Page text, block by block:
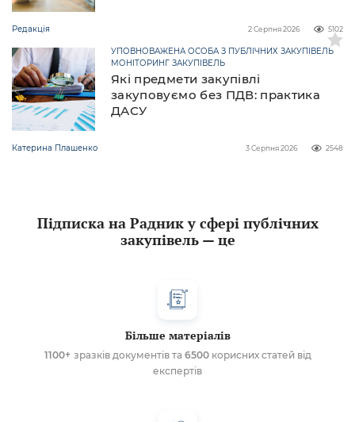
Редакція 5102
2 Серпня 2026
Які предмети закупівлі
закуповуємо без ПДВ: практика
ДАСУ
УПОВНОВАЖЕНА ОСОБА З ПУБЛІЧНИХ ЗАКУПІВЕЛЬ
МОНІТОРИНГ ЗАКУПІВЕЛЬ
Катерина Плашенко 2548
3 Серпня 2026
Підписка на Радник у сфері публічних
закупівель — це
Більше матеріалів
1100+ зразків документів та 6500корисних статей від
експертів